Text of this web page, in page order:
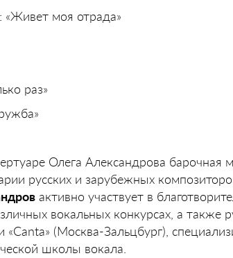
моя отрада»
раз»
Олега Александрова барочная
русских и зарубежных
активно участвует в
вокальных конкурсах, а также
«Canta» (Москва-Зальцбург),
школы вокала.